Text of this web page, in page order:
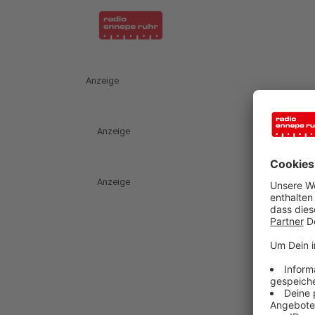
Anzeige
Anzeige
Anzeige